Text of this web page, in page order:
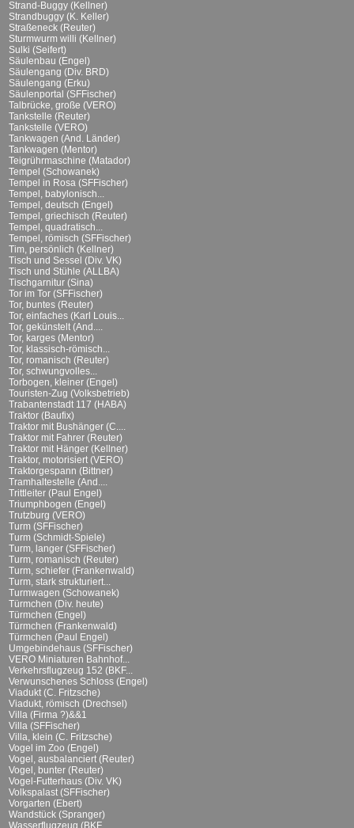
Strand-Buggy (Kellner)
Strandbuggy (K. Keller)
Straßeneck (Reuter)
Sturmwurm willi (Kellner)
Sulki (Seifert)
Säulenbau (Engel)
Säulengang (Div. BRD)
Säulengang (Erku)
Säulenportal (SFFischer)
Talbrücke, große (VERO)
Tankstelle (Reuter)
Tankstelle (VERO)
Tankwagen (And. Länder)
Tankwagen (Mentor)
Teigrührmaschine (Matador)
Tempel (Schowanek)
Tempel in Rosa (SFFischer)
Tempel, babylonisch...
Tempel, deutsch (Engel)
Tempel, griechisch (Reuter)
Tempel, quadratisch...
Tempel, römisch (SFFischer)
Tim, persönlich (Kellner)
Tisch und Sessel (Div. VK)
Tisch und Stühle (ALLBA)
Tischgarnitur (Sina)
Tor im Tor (SFFischer)
Tor, buntes (Reuter)
Tor, einfaches (Karl Louis...
Tor, gekünstelt (And....
Tor, karges (Mentor)
Tor, klassisch-römisch...
Tor, romanisch (Reuter)
Tor, schwungvolles...
Torbogen, kleiner (Engel)
Touristen-Zug (Volksbetrieb)
Trabantenstadt 117 (HABA)
Traktor (Baufix)
Traktor mit Bushänger (C....
Traktor mit Fahrer (Reuter)
Traktor mit Hänger (Kellner)
Traktor, motorisiert (VERO)
Traktorgespann (Bittner)
Tramhaltestelle (And....
Trittleiter (Paul Engel)
Triumphbogen (Engel)
Trutzburg (VERO)
Turm (SFFischer)
Turm (Schmidt-Spiele)
Turm, langer (SFFischer)
Turm, romanisch (Reuter)
Turm, schiefer (Frankenwald)
Turm, stark strukturiert...
Turmwagen (Schowanek)
Türmchen (Div. heute)
Türmchen (Engel)
Türmchen (Frankenwald)
Türmchen (Paul Engel)
Umgebindehaus (SFFischer)
VERO Miniaturen Bahnhof...
Verkehrsflugzeug 152 (BKF...
Verwunschenes Schloss (Engel)
Viadukt (C. Fritzsche)
Viadukt, römisch (Drechsel)
Villa (Firma ?)&&1
Villa (SFFischer)
Villa, klein (C. Fritzsche)
Vogel im Zoo (Engel)
Vogel, ausbalanciert (Reuter)
Vogel, bunter (Reuter)
Vogel-Futterhaus (Div. VK)
Volkspalast (SFFischer)
Vorgarten (Ebert)
Wandstück (Spranger)
Wasserflugzeug (BKF